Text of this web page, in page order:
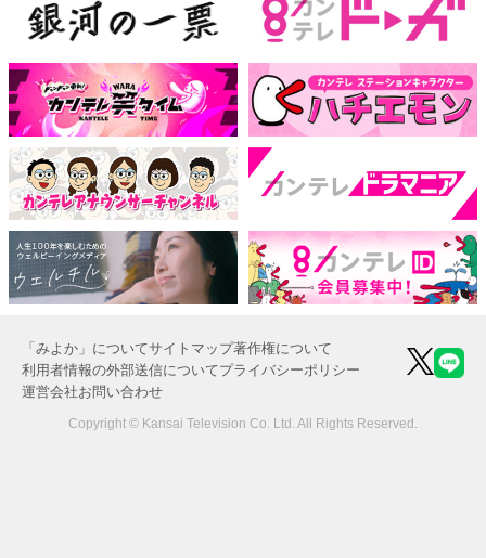
「みよか」についてサイトマップ著作権について
利用者情報の外部送信についてプライバシーポリシー
運営会社お問い合わせ
Copyright © Kansai Television Co. Ltd. All Rights Reserved.